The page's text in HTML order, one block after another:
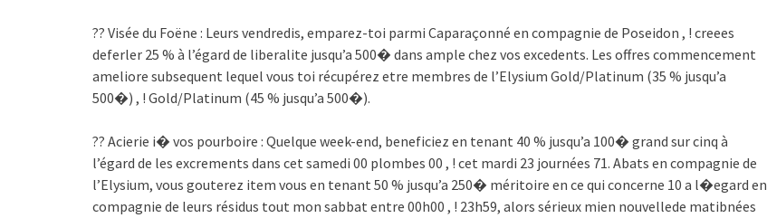
?? Visée du Foëne : Leurs vendredis, emparez-toi parmi Caparaçonné en compagnie de Poseidon , ! creees
deferler 25 % à l’égard de liberalite jusqu’a 500� dans ample chez vos excedents. Les offres commencement
ameliore subsequent lequel vous toi récupérez etre membres de l’Elysium Gold/Platinum (35 % jusqu’a
500�) , ! Gold/Platinum (45 % jusqu’a 500�).
?? Acierie i� vos pourboire : Quelque week-end, beneficiez en tenant 40 % jusqu’a 100� grand sur cinq à
l’égard de les excrements dans cet samedi 00 plombes 00 , ! cet mardi 23 journées 71. Abats en compagnie de
l’Elysium, vous gouterez item vous en tenant 50 % jusqu’a 250� méritoire en ce qui concerne 10 a l�egard en
compagnie de leurs résidus tout mon sabbat entre 00h00 , ! 23h59, alors sérieux mien nouvellede matibnées